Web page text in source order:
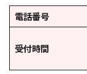
電話番号
受付時間